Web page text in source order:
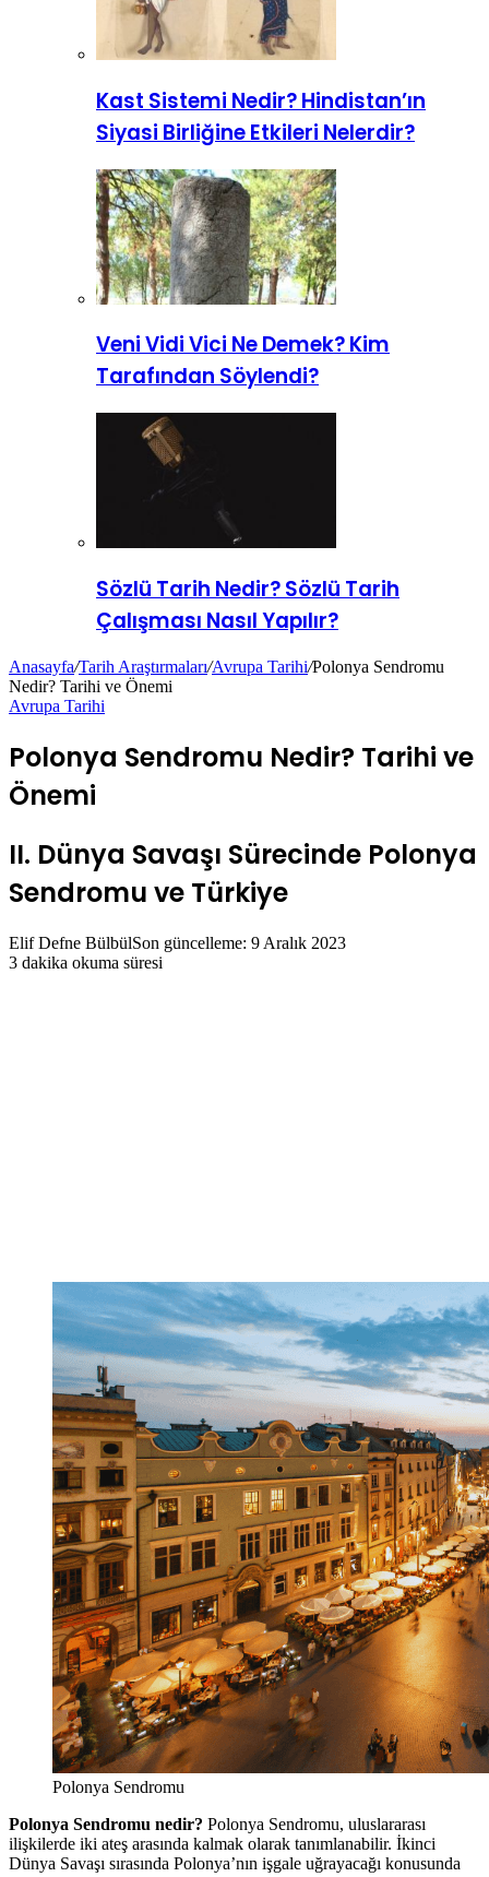
Kast Sistemi Nedir? Hindistan’ın
Siyasi Birliğine Etkileri Nelerdir?
Veni Vidi Vici Ne Demek? Kim
Tarafından Söylendi?
Sözlü Tarih Nedir? Sözlü Tarih
Çalışması Nasıl Yapılır?
Anasayfa/Tarih Araştırmaları/Avrupa Tarihi/Polonya Sendromu
Nedir? Tarihi ve Önemi
Avrupa Tarihi
Polonya Sendromu Nedir? Tarihi ve
Önemi
II. Dünya Savaşı Sürecinde Polonya
Sendromu ve Türkiye
Elif Defne BülbülSon güncelleme: 9 Aralık 2023
3 dakika okuma süresi
Polonya Sendromu
Polonya Sendromu nedir? Polonya Sendromu, uluslararası
ilişkilerde iki ateş arasında kalmak olarak tanımlanabilir. İkinci
Dünya Savaşı sırasında Polonya’nın işgale uğrayacağı konusunda